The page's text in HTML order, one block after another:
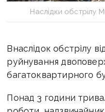
Наслідки обстрілу
Внаслідок обстрілу
руйнування
багатоквартирного
Понад 3 години